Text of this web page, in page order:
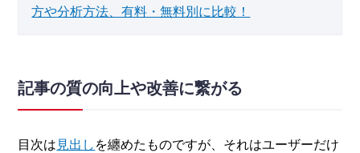
方や分析方法、有料・無料別に比較！
記事の質の向上や改善に繋がる
目次は 見出し を纏めたものですが、それはユーザーだけ